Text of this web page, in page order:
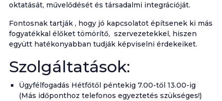
oktatását, művelődését és társadalmi integrációját.
Fontosnak tartják , hogy jó kapcsolatot építsenek ki más
fogyatékkal élőket tömörítő, szervezetekkel, hiszen
együtt hatékonyabban tudják képviselni érdekeiket.
Szolgáltatások:
Ügyfélfogadás Hétfőtől péntekig 7.00-től 13.00-ig
(Más időponthoz telefonos egyeztetés szükséges!)